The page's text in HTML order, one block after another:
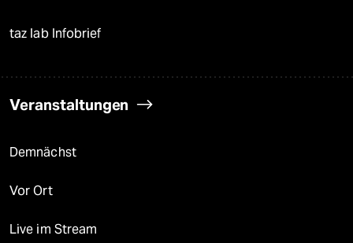
taz lab Infobrief
Veranstaltungen
Demnächst
Vor Ort
Live im Stream